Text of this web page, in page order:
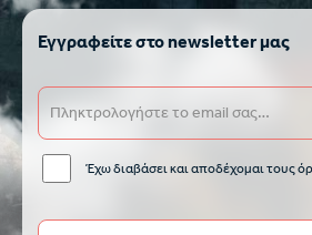
Εγγραφείτε στο newsletter μας
Έχω διαβάσει και αποδέχομαι τους